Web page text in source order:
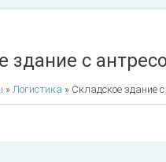
здание с
» Логистика » Складское здание